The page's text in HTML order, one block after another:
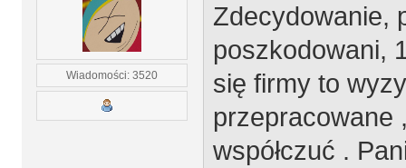
Wiadomości: 3520
Zdecydowanie,
poszkodowani,
się firmy to
przepracowane
współczuć .